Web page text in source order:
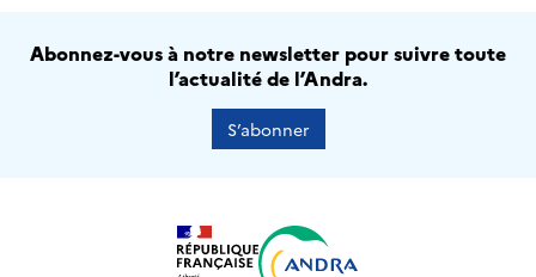
Abonnez-vous à notre newsletter pour suivre toute
l’actualité de l’Andra.
S’abonner